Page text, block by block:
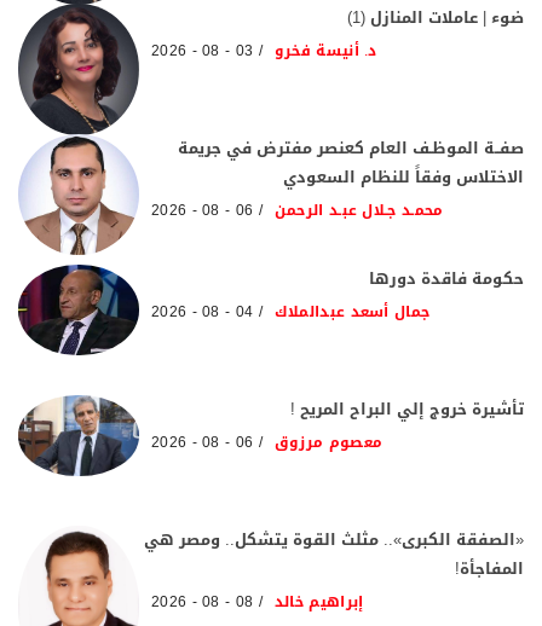
ضوء | عاملات المنازل (1)
د. أنيسة فخرو 03 - 08 - 2026
صفــة الموظـف العام كعنصر مفترض في جريمة
الاختلاس وفقاً للنظام السعودي
محمـد جـلال عبـد الرحمن 06 - 08 - 2026
حكومة فاقدة دورها
جمال أسعد عبدالملاك 04 - 08 - 2026
تأشيرة خروج إلي البراح المريح !
معصوم مرزوق 06 - 08 - 2026
«الصفقة الكبرى».. مثلث القوة يتشكل.. ومصر هي
المفاجأة!
إبراهيم خالد 08 - 08 - 2026